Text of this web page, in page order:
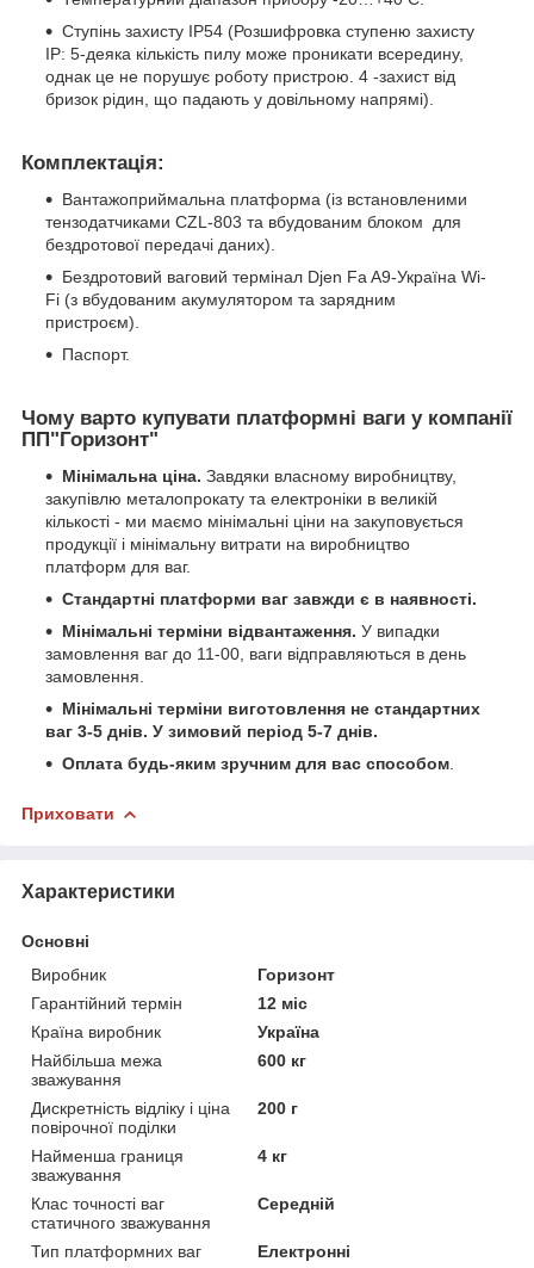
Ступінь захисту IP54 (Розшифровка ступеню захисту
IP: 5-деяка кількість пилу може проникати всередину,
однак це не порушує роботу пристрою. 4 -захист від
бризок рідин, що падають у довільному напрямі).
Комплектація:
Вантажоприймальна платформа (із встановленими
тензодатчиками CZL-803 та вбудованим блоком для
бездротової передачі даних).
Бездротовий ваговий термінал Djen Fa A9-Україна Wi-
Fi (з вбудованим акумулятором та зарядним
пристроєм).
Паспорт.
Чому варто купувати платформні ваги у компанії
ПП"Горизонт"
Мінімальна ціна. Завдяки власному виробництву,
закупівлю металопрокату та електроніки в великій
кількості - ми маємо мінімальні ціни на закуповується
продукції і мінімальну витрати на виробництво
платформ для ваг.
Стандартні платформи ваг завжди є в наявності.
Мінімальні терміни відвантаження. У випадки
замовлення ваг до 11-00, ваги відправляються в день
замовлення.
Мінімальні терміни виготовлення не стандартних
ваг 3-5 днів. У зимовий період 5-7 днів.
Оплата будь-яким зручним для вас способом
Приховати
Характеристики
Основні
Виробник
Горизонт
Гарантійний термін
12 міс
Країна виробник
Україна
Найбільша межа
зважування
600 кг
Дискретність відліку і ціна
повірочної поділки
200 г
Найменша границя
зважування
4 кг
Клас точності ваг
статичного зважування
Середній
Тип платформних ваг
Електронні